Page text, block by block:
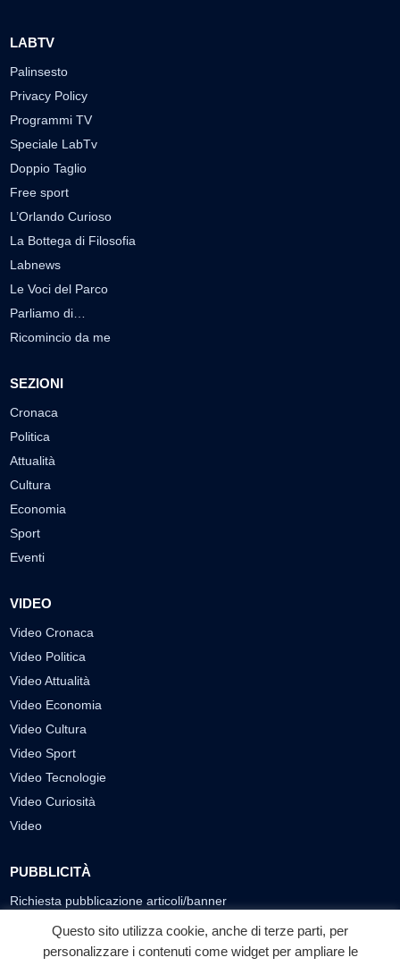
LABTV
Palinsesto
Privacy Policy
Programmi TV
Speciale LabTv
Doppio Taglio
Free sport
L’Orlando Curioso
La Bottega di Filosofia
Labnews
Le Voci del Parco
Parliamo di…
Ricomincio da me
SEZIONI
Cronaca
Politica
Attualità
Cultura
Economia
Sport
Eventi
VIDEO
Video Cronaca
Video Politica
Video Attualità
Video Economia
Video Cultura
Video Sport
Video Tecnologie
Video Curiosità
Video
PUBBLICITÀ
Richiesta pubblicazione articoli/banner
SEGUICI SUI SOCIAL
Questo sito utilizza cookie, anche di terze parti, per
personalizzare i contenuti come widget per ampliare le